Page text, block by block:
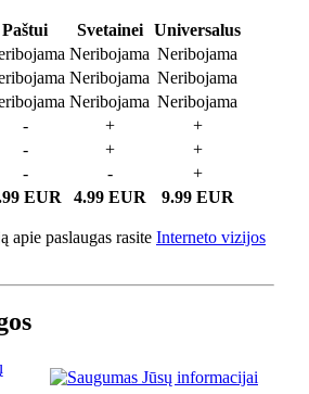
Paštui Svetainei
Universalus
Neribojama Neribojama
Neribojama Neribojama
Neribojama Neribojama
- +
+
- +
+
- -
+
EUR 4.99 EUR 9.99 EUR
apie paslaugas rasite Interneto vizijos